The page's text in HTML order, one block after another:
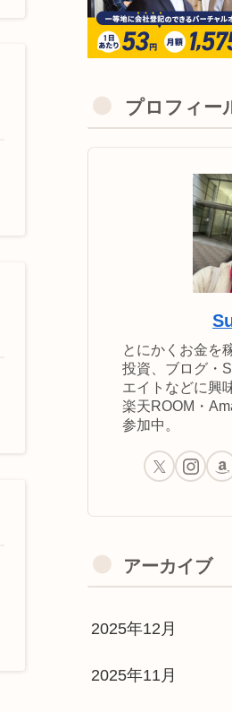
プロフィー
とにかくお金を
投資、ブログ・
エイトなどに興
楽天ROOM・
参加中。
アーカイブ
2025年12月
2025年11月